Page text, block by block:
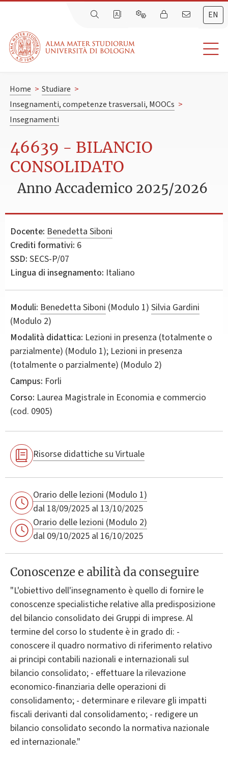
EN
Home > Studiare >
Insegnamenti, competenze trasversali, MOOCs >
Insegnamenti
46639 - BILANCIO
CONSOLIDATO
Anno Accademico 2025/2026
Docente: Benedetta Siboni
Crediti formativi: 6
SSD: SECS-P/07
Lingua di insegnamento: Italiano
Moduli: Benedetta Siboni (Modulo 1) Silvia Gardini
(Modulo 2)
Modalità didattica: Lezioni in presenza (totalmente o
parzialmente) (Modulo 1); Lezioni in presenza
(totalmente o parzialmente) (Modulo 2)
Campus: Forli
Corso: Laurea Magistrale in Economia e commercio
(cod. 0905)
Risorse didattiche su Virtuale
Orario delle lezioni (Modulo 1)
dal 18/09/2025 al 13/10/2025
Orario delle lezioni (Modulo 2)
dal 09/10/2025 al 16/10/2025
Conoscenze e abilità da conseguire
"L'obiettivo dell'insegnamento è quello di fornire le
conoscenze specialistiche relative alla predisposizione
del bilancio consolidato dei Gruppi di imprese. Al
termine del corso lo studente è in grado di: -
conoscere il quadro normativo di riferimento relativo
ai principi contabili nazionali e internazionali sul
bilancio consolidato; - effettuare la rilevazione
economico-finanziaria delle operazioni di
consolidamento; - determinare e rilevare gli impatti
fiscali derivanti dal consolidamento; - redigere un
bilancio consolidato secondo la normativa nazionale
ed internazionale."